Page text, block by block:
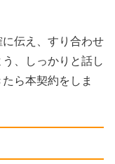
伝え、すり合わせ
、しっかりと話し
ら本契約をしま